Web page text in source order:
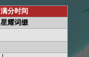
满分时间
星耀词缀